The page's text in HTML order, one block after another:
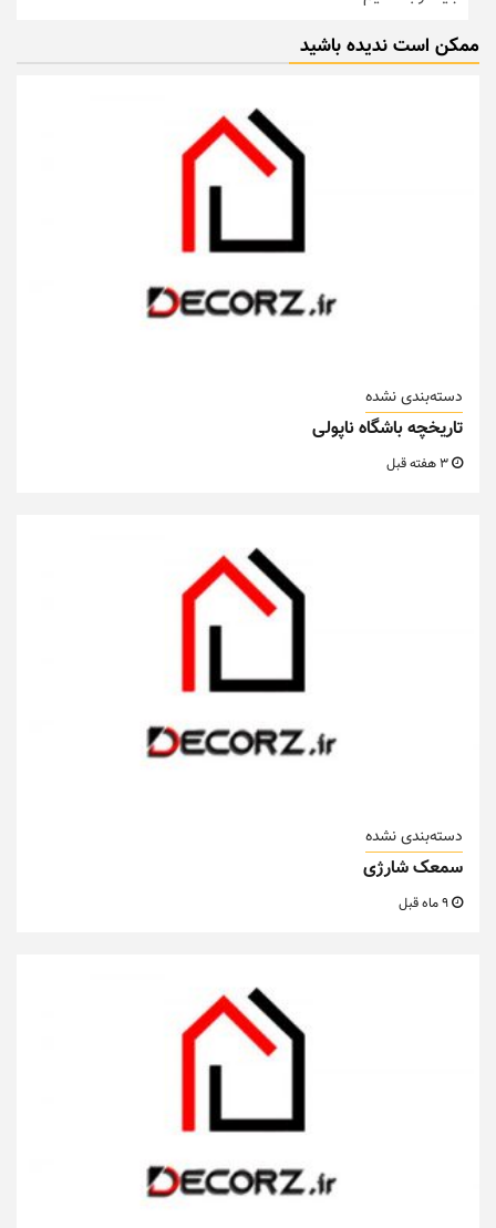
ممکن است ندیده باشید
دسته‌بندی نشده
تاریخچه باشگاه ناپولی
دسته‌بندی نشده
سمعک شارژی